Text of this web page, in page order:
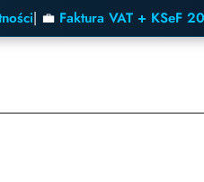
| 💼 Faktura VAT + KSeF